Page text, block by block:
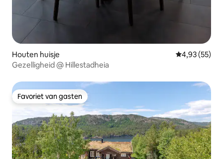
Houten huisje Gemiddelde
4,93 (55)
Gezelligheid @ Hillestadheia
Favoriet van gasten
Favoriet van gasten